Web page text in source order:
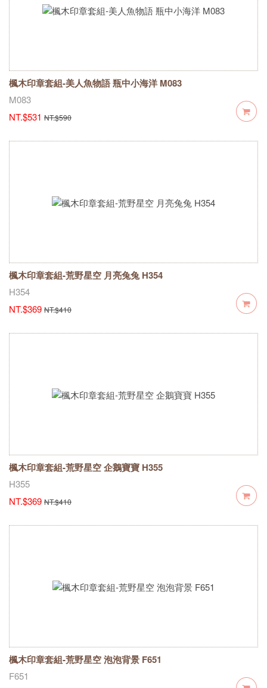
楓木印章套組-美人魚物語 瓶中小海洋 M083
M083
NT.$531 NT.$590
楓木印章套組-荒野星空 月亮兔兔 H354
H354
NT.$369 NT.$410
楓木印章套組-荒野星空 企鵝寶寶 H355
H355
NT.$369 NT.$410
楓木印章套組-荒野星空 泡泡背景 F651
F651